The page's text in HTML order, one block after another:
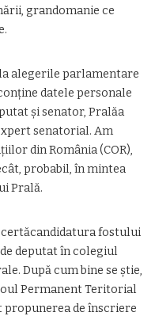
grandomanie ce
alegerile parlamentare
datele personale
și senator, Pralăa
senatorial. Am
din România (COR),
probabil, în mintea
Prală.
certăcandidatura fostului
deputat în colegiul
După cum bine se știe,
Permanent Teritorial
propunerea de înscriere